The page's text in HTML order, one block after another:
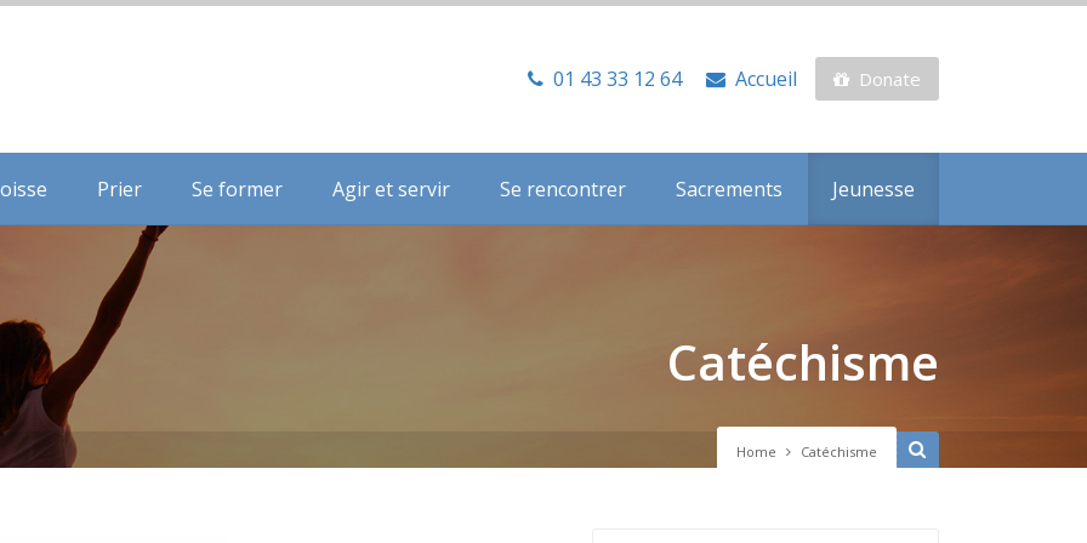
01 43 33 12 64 Accueil Donate
Prier Se former Agir et servir Se rencontrer Sacrements Jeunesse
Home Catéchisme
Catéchisme